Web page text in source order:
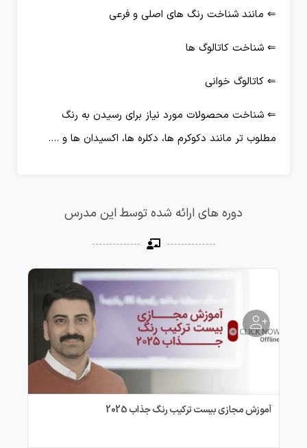
⇐ مانند شناخت رنگ های اصلی و فرعی
⇐ شناخت کاتالوگ ها
⇐ کاتالوگ خوانی
⇐ شناخت محصولات مورد نیاز برای رسیدن به رنگ
مطلوب تر مانند دکوکرم ها، دکلره ها، اکسیدان ها و ….
دوره های ارائه شده توسط این مدرس
آموزش مجازی بیست ترکیب رنگ جذاب 2025